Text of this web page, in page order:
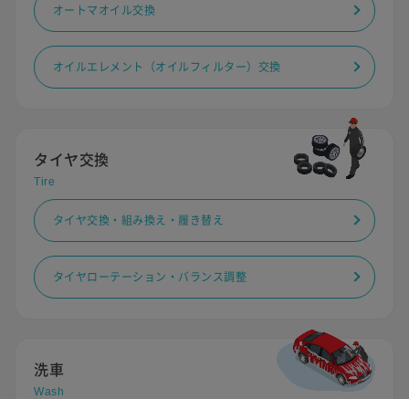
オートマオイル交換
オイルエレメント（オイルフィルター）交換
タイヤ交換
Tire
タイヤ交換・組み換え・履き替え
タイヤローテーション・バランス調整
洗車
Wash